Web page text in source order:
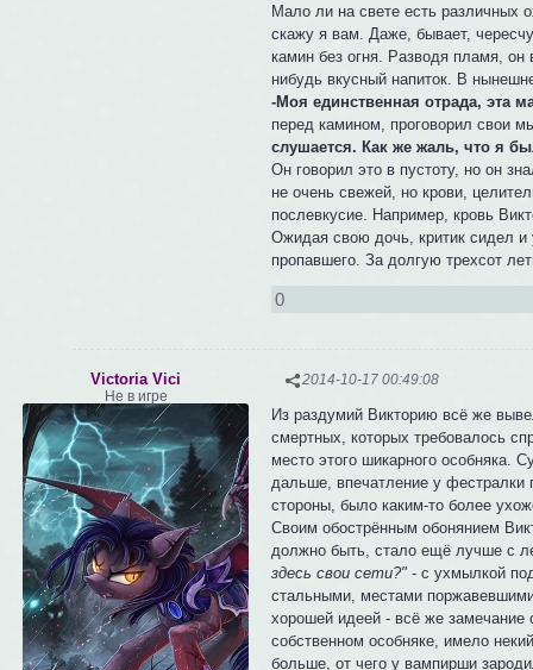
Мало ли на свете есть различных
скажу я вам. Даже, бывает,
камин без огня. Разводя пламя, он
нибудь вкусный напиток. В
-Моя единственная отрада, эта
перед камином, проговорил свои
слушается. Как же жаль, что я
Он говорил это в пустоту, но он
не очень свежей, но крови,
послевкусие. Например, кровь
Ожидая свою дочь, критик сидел и
пропавшего. За долгую трехсот
0
2014-10-17 00:49:08
Victoria Vici
Не в игре
Из раздумий Викторию всё же
смертных, которых требовалось
место этого шикарного особняка.
дальше, впечатление у
стороны, было каким-то более
Своим обострённым обонянием
должно быть, стало ещё лучше с
здесь свои сети?" - с ухмылкой
стальными, местами
хорошей идеей - всё же замечание
собственном особняке, имело
больше, от чего у вампирши